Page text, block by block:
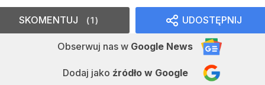
UDOSTĘPNIJ
Obserwuj nas w Google News
Dodaj jako źródło w Google
SKOMENTUJ 1